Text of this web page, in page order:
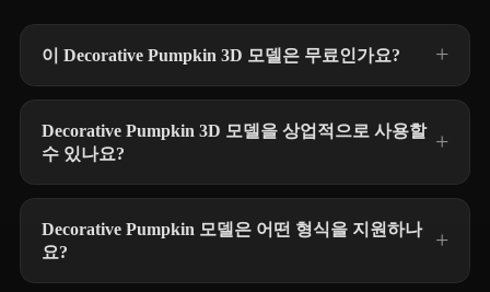
이 Decorative Pumpkin 3D 모델은 무료인가요?
Decorative Pumpkin 3D 모델을 상업적으로 사용할
수 있나요?
Decorative Pumpkin 모델은 어떤 형식을 지원하나
요?